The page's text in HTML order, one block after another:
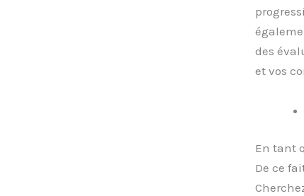
des
et vos
En tant
De ce